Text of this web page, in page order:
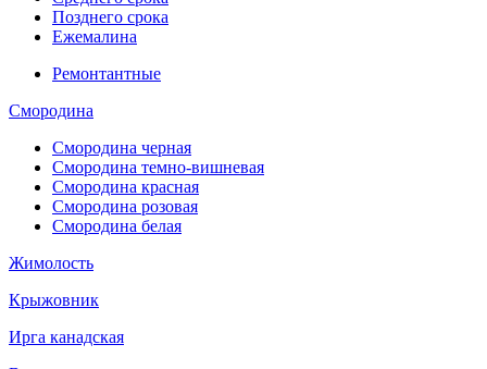
Позднего срока
Ежемалина
Ремонтантные
Смородина
Смородина черная
Смородина темно-вишневая
Смородина красная
Смородина розовая
Смородина белая
Жимолость
Крыжовник
Ирга канадская